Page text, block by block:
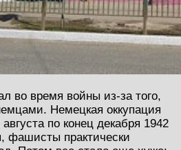
во время войны из-за того,
Немецкая оккупация
по конец декабря 1942
фашисты практически